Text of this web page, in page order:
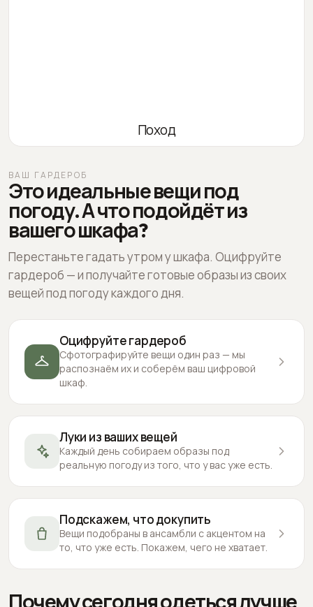
Поход
ВАШ ГАРДЕРОБ
Это идеальные вещи под
погоду. А что подойдёт из
вашего шкафа?
Перестаньте гадать утром у шкафа. Оцифруйте
гардероб — и получайте готовые образы из своих
вещей под погоду каждого дня.
Оцифруйте гардероб
Сфотографируйте вещи один раз — мы
распознаём их и соберём ваш цифровой
шкаф.
Луки из ваших вещей
Каждый день собираем образы под
реальную погоду из того, что у вас уже есть.
Подскажем, что докупить
Вещи подобраны в ансамбли с акцентом на
то, что уже есть. Покажем, чего не хватает.
Почему сегодня одеться лучше